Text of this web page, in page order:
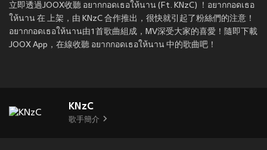
立即透過JOOX收聽 อยากกอดเธอให้นาน (Ft. KNzC) ！อยากกอดเธอ
ให้นาน 在 上架，由 KNzC 合作推出，很快就引起了粉絲們的注意！
อยากกอดเธอให้นาน由1首歌曲組成，MV深受大家的喜愛！隨即下載
JOOX App，在線收聽 อยากกอดเธอให้นาน 中的歌曲吧！
KNzC
歌手簡介